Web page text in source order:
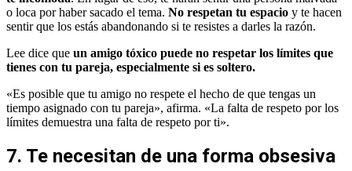
o loca por haber sacado el tema. No respetan tu espacio y te hacen
sentir que los estás abandonando si te resistes a darles la razón.
Lee dice que un amigo tóxico puede no respetar los límites que
tienes con tu pareja, especialmente si es soltero.
«Es posible que tu amigo no respete el hecho de que tengas un
tiempo asignado con tu pareja», afirma. «La falta de respeto por los
límites demuestra una falta de respeto por ti».
7. Te necesitan de una forma obsesiva